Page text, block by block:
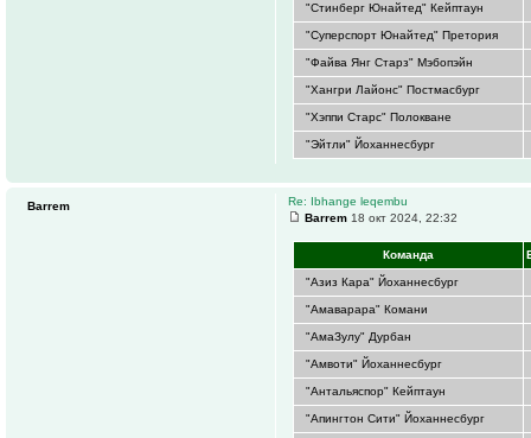
"Стинберг Юнайтед" Кейптаун
"Суперспорт Юнайтед" Претория
"Файва Янг Старз" Мэбопэйн
"Хангри Лайонс" Постмасбург
"Хэппи Старс" Полокване
"Эйтли" Йоханнесбург
Re: Ibhange leqembu
Barrem 18 окт 2024, 22:32
Команда
"Азиз Кара" Йоханнесбург
"Амаварара" Комани
"АмаЗулу" Дурбан
"Амвоти" Йоханнесбург
"Антальяспор" Кейптаун
"Апингтон Сити" Йоханнесбург
Barrem